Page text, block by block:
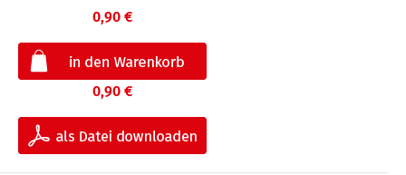
0,90 €
0,90 €